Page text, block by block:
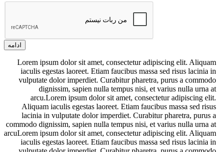
ادامه
Lorem ipsum dolor sit amet, consectetur adipiscing elit. Aliquam
iaculis egestas laoreet. Etiam faucibus massa sed risus lacinia in
vulputate dolor imperdiet. Curabitur pharetra, purus a commodo
dignissim, sapien nulla tempus nisi, et varius nulla urna at
arcu.Lorem ipsum dolor sit amet, consectetur adipiscing elit.
Aliquam iaculis egestas laoreet. Etiam faucibus massa sed risus
lacinia in vulputate dolor imperdiet. Curabitur pharetra, purus a
commodo dignissim, sapien nulla tempus nisi, et varius nulla urna at
arcuLorem ipsum dolor sit amet, consectetur adipiscing elit. Aliquam
iaculis egestas laoreet. Etiam faucibus massa sed risus lacinia in